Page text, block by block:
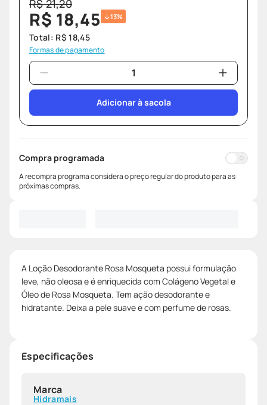
R$21,20
R$ 18,45 13%
Total: R$ 18,45
Formas de pagamento
Adicionar à sacola
Compra programada
A recompra programa considera o preço regular do produto para as
próximas compras.
A Loção Desodorante Rosa Mosqueta possui formulação
leve, não oleosa e é enriquecida com Colágeno Vegetal e
Óleo de Rosa Mosqueta. Tem ação desodorante e
hidratante. Deixa a pele suave e com perfume de rosas.
Especificações
Marca
Hidramais